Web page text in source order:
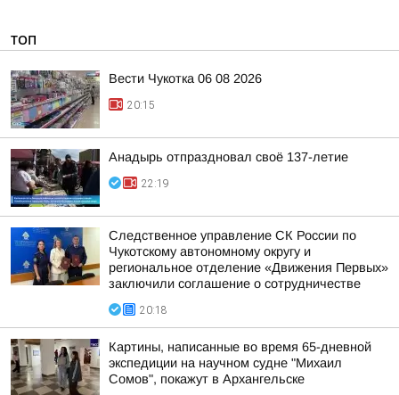
ТОП
Вести Чукотка 06 08 2026
20:15
Анадырь отпраздновал своё 137-летие
22:19
Следственное управление СК России по
Чукотскому автономному округу и
региональное отделение «Движения Первых»
заключили соглашение о сотрудничестве
20:18
Картины, написанные во время 65-дневной
экспедиции на научном судне "Михаил
Сомов", покажут в Архангельске